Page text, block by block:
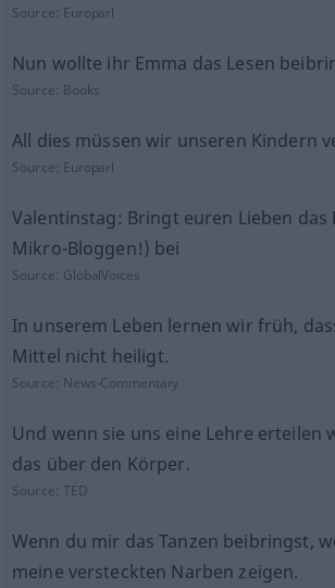
Source: Europarl
Nun wollte ihr Emma das Lesen
Source: Books
All dies müssen wir unseren Kindern
Source: Europarl
Valentinstag: Bringt euren Lieben das
Mikro-Bloggen!) bei
Source: GlobalVoices
In unserem Leben lernen wir früh,
Mittel nicht heiligt.
Source: News-Commentary
Und wenn sie uns eine Lehre erteilen
das über den Körper.
Source:TED
Wenn du mir das Tanzen beibringst,
meine versteckten Narben zeigen.